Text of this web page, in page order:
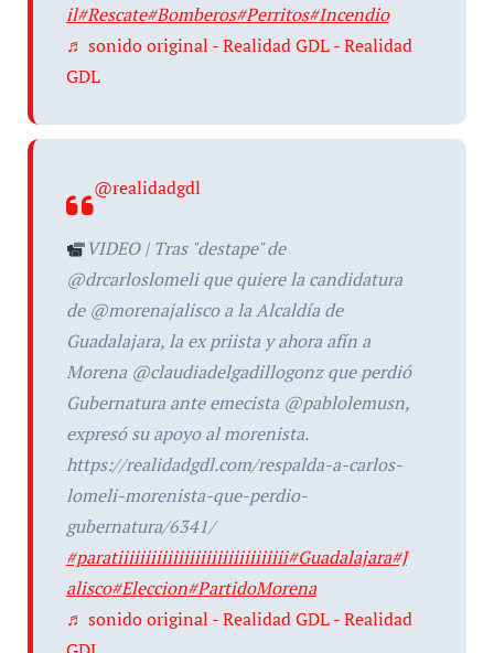
il#Rescate#Bomberos#Perritos#Incendio
♬ sonido original - Realidad GDL - Realidad
GDL
@realidadgdl
VIDEO | Tras "destape" de
@drcarloslomeli que quiere la candidatura
de @morenajalisco a la Alcaldía de
Guadalajara, la ex priista y ahora afín a
Morena @claudiadelgadillogonz que perdió
Gubernatura ante emecista @pablolemusn,
expresó su apoyo al morenista.
https://realidadgdl.com/respalda-a-carlos-
lomeli-morenista-que-perdio-
gubernatura/6341/
#paratiiiiiiiiiiiiiiiiiiiiiiiiiiiiiii#Guadalajara#J
alisco#Eleccion#PartidoMorena
♬ sonido original - Realidad GDL - Realidad